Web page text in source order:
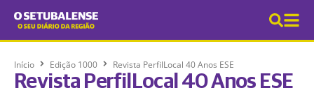
Início Edição 1000 Revista PerfilLocal 40 Anos ESE
Revista PerfilLocal 40 Anos ESE